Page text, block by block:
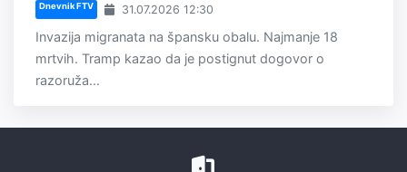
Dnevnik FTV 31.07.2026 12:30
Invazija migranata na špansku obalu. Najmanje 18
mrtvih. Tramp kazao da je postignut dogovor o
razoruža...